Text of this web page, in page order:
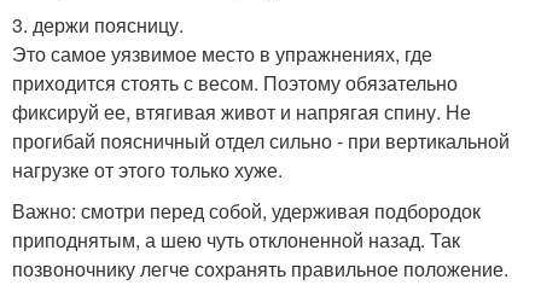
3. держи поясницу.
Это самое уязвимое место в упражнениях, где
приходится стоять с весом. Поэтому обязательно
фиксируй ее, втягивая живот и напрягая спину. Не
прогибай поясничный отдел сильно - при вертикальной
нагрузке от этого только хуже.
Важно: смотри перед собой, удерживая подбородок
приподнятым, а шею чуть отклоненной назад. Так
позвоночнику легче сохранять правильное положение.